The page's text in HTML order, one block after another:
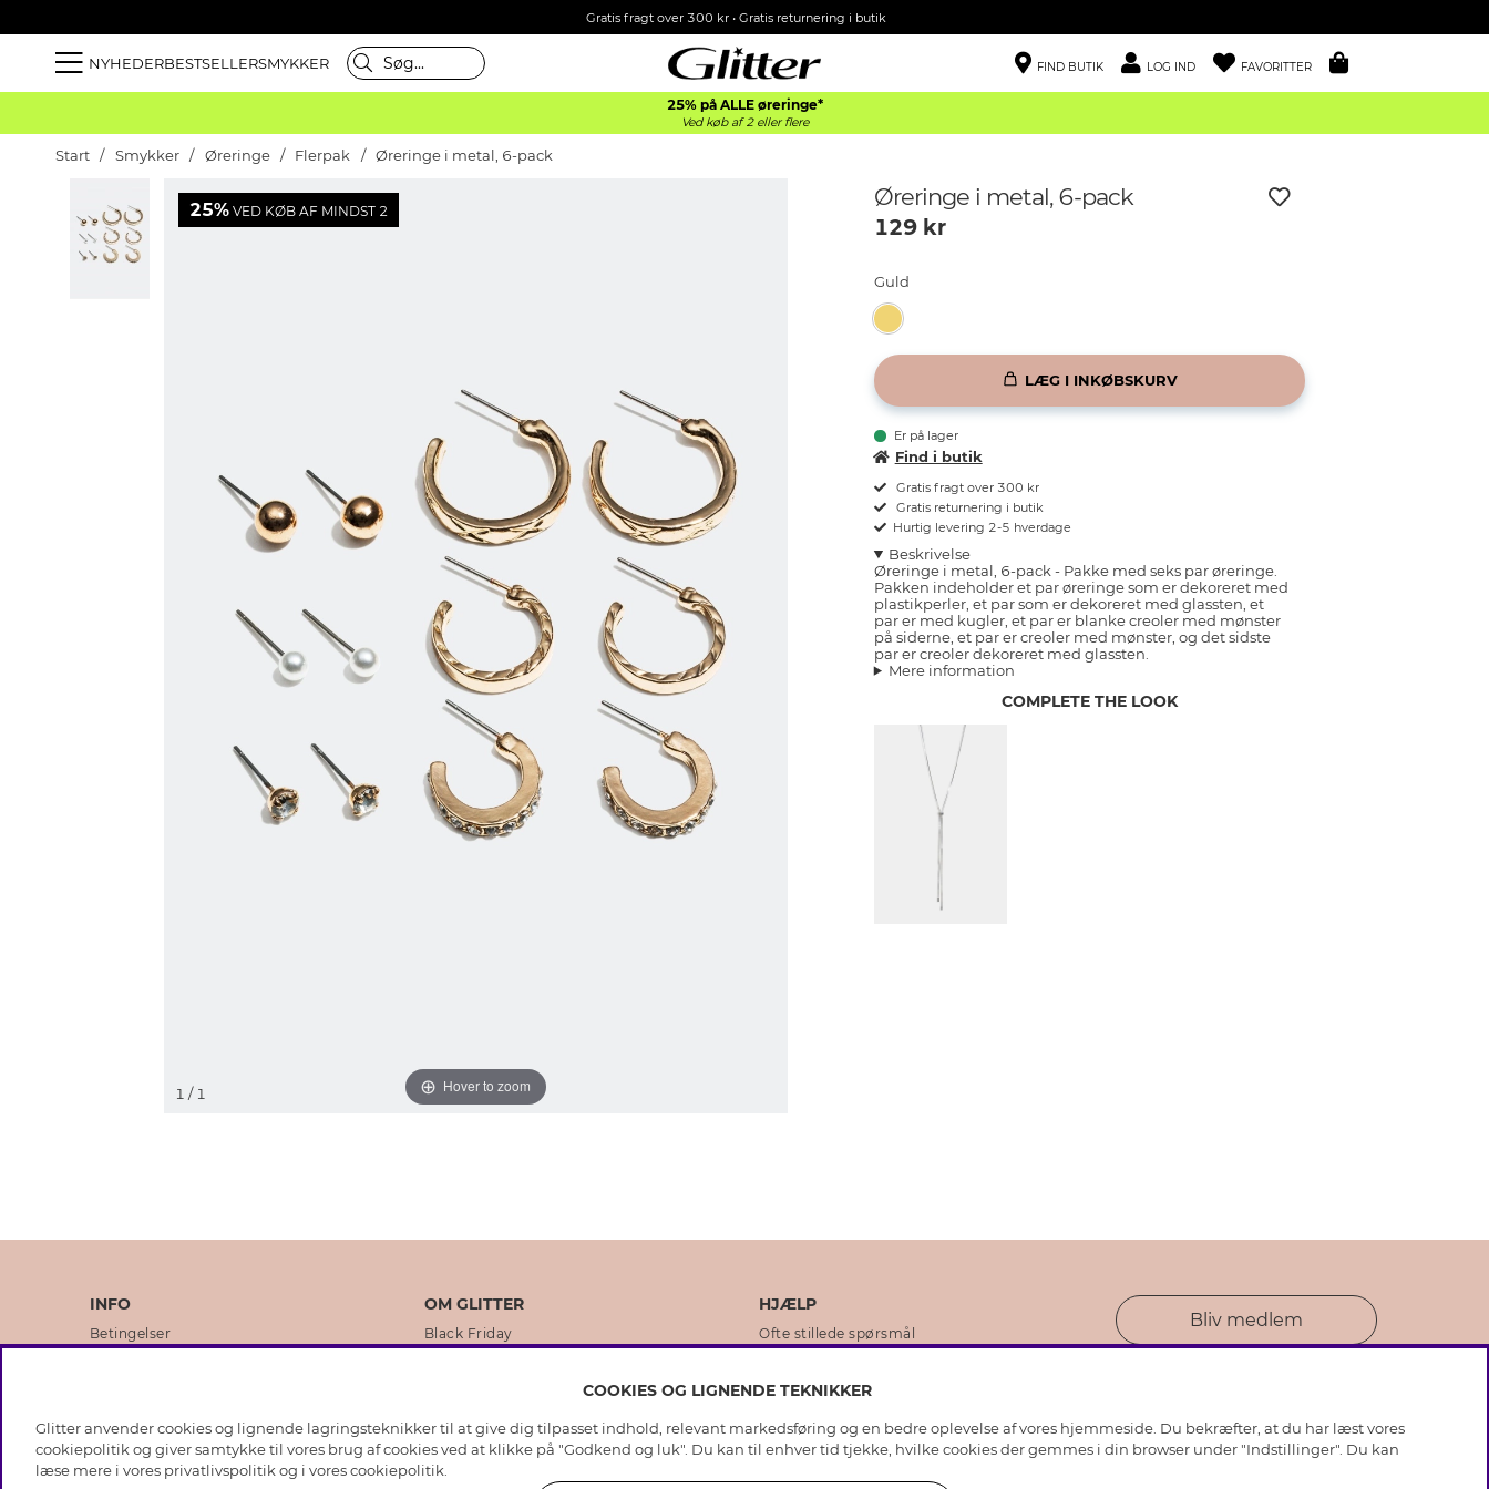
Gratis fragt over 300 kr • Gratis returnering i butik
NYHEDERBESTSELLERSMYKKER FIND BUTIK LOG IND FAVORITTER
25% på ALLE øreringe*
Ved køb af 2 eller flere
Start Smykker Øreringe Flerpak Øreringe i metal, 6-pack
25% VED KØB AF MINDST 2
Hover to zoom
1 / 1
Øreringe i metal, 6-pack
129kr
Guld
LÆG I INKØBSKURV
Er på lager
Find i butik
Gratis fragt over 300 kr
Gratis returnering i butik
Hurtig levering 2-5 hverdage
Beskrivelse
Øreringe i metal, 6-pack - Pakke med seks par øreringe.
Pakken indeholder et par øreringe som er dekoreret med
plastikperler, et par som er dekoreret med glassten, et
par er med kugler, et par er blanke creoler med mønster
på siderne, et par er creoler med mønster, og det sidste
par er creoler dekoreret med glassten.
Mere information
COMPLETE THE LOOK
INFO
Betingelser
Medlemsbetingelser
OM GLITTER
Black Friday
Virksomhedens historie
HJÆLP
Ofte stillede spørsmål
Plejeråd ægte sølv
Plejeråd skindhandsker
Bliv medlem
COOKIES OG LIGNENDE TEKNIKKER
Glitter anvender cookies og lignende lagringsteknikker til at give dig tilpasset indhold, relevant markedsføring og en bedre oplevelse af vores hjemmeside. Du bekræfter, at du har læst vores
cookiepolitik og giver samtykke til vores brug af cookies ved at klikke på "Godkend og luk". Du kan til enhver tid tjekke, hvilke cookies der gemmes i din browser under "Indstillinger". Du kan
læse mere i vores privatlivspolitik og i vorescookiepolitik